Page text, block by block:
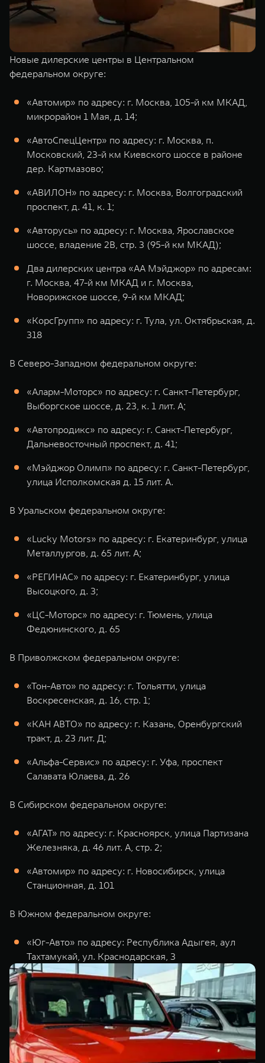
Новые дилерские центры в Центральном
федеральном округе:
«Автомир» по адресу: г. Москва, 105-й км МКАД,
микрорайон 1 Мая, д. 14;
«АвтоСпецЦентр» по адресу: г. Москва, п.
Московский, 23-й км Киевского шоссе в районе
дер. Картмазово;
«АВИЛОН» по адресу: г. Москва, Волгоградский
проспект, д. 41, к. 1;
«Авторусь» по адресу: г. Москва, Ярославское
шоссе, владение 2В, стр. 3 (95-й км МКАД);
Два дилерских центра «АА Мэйджор» по адресам:
г. Москва, 47-й км МКАД и г. Москва,
Новорижское шоссе, 9-й км МКАД;
«КорсГрупп» по адресу: г. Тула, ул. Октябрьская, д.
318
В Северо-Западном федеральном округе:
«Аларм-Моторс» по адресу: г. Санкт-Петербург,
Выборгское шоссе, д. 23, к. 1 лит. А;
«Автопродикс» по адресу: г. Санкт-Петербург,
Дальневосточный проспект, д. 41;
«Мэйджор Олимп» по адресу: г. Санкт-Петербург,
улица Исполкомская д. 15 лит. А.
В Уральском федеральном округе:
«Lucky Motors» по адресу: г. Екатеринбург, улица
Металлургов, д. 65 лит. А;
«РЕГИНАС» по адресу: г. Екатеринбург, улица
Высоцкого, д. 3;
«ЦС-Моторс» по адресу: г. Тюмень, улица
Федюнинского, д. 65
В Приволжском федеральном округе:
«Тон-Авто» по адресу: г. Тольятти, улица
Воскресенская, д. 16, стр. 1;
«КАН АВТО» по адресу: г. Казань, Оренбургский
тракт, д. 23 лит. Д;
«Альфа-Сервис» по адресу: г. Уфа, проспект
Салавата Юлаева, д. 26
В Сибирском федеральном округе:
«АГАТ» по адресу: г. Красноярск, улица Партизана
Железняка, д. 46 лит. А, стр. 2;
«Автомир» по адресу: г. Новосибирск, улица
Станционная, д. 101
В Южном федеральном округе:
«Юг-Авто» по адресу: Республика Адыгея, аул
Тахтамукай, ул. Краснодарская, 3